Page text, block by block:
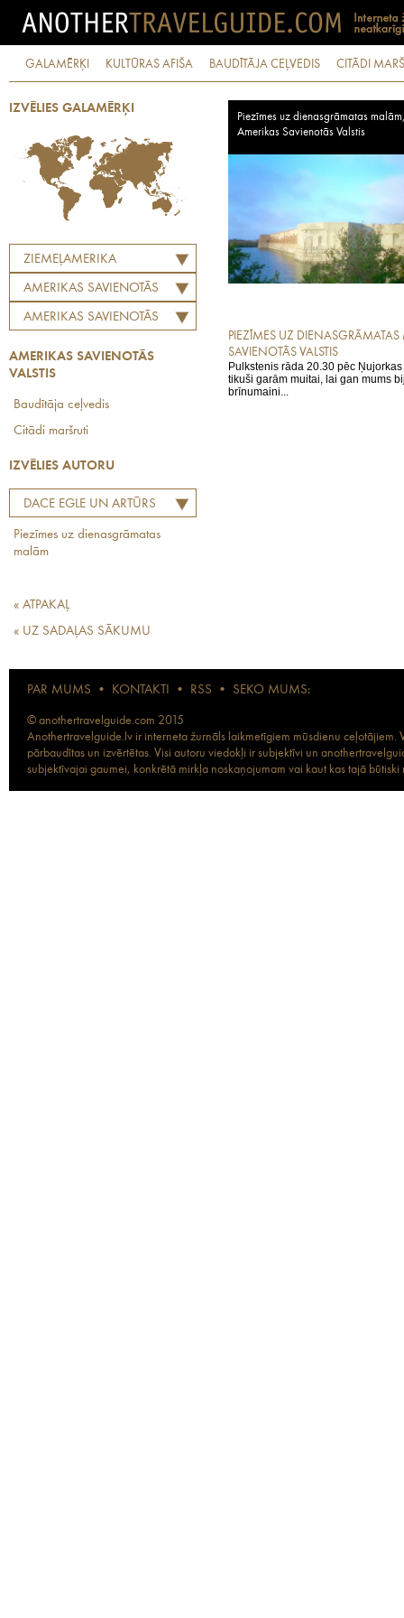
GALAMĒRĶI KULTŪRAS AFIŠA BAUDĪTĀJA CEĻVEDIS CITĀDI
IZVĒLIES GALAMĒRĶI
ZIEMEĻAMERIKA
AMERIKAS SAVIENOTĀS
VALSTIS
AMERIKAS SAVIENOTĀS
AMERIKAS SAVIENOTĀS
VALSTIS
Baudītāja ceļvedis
Citādi maršruti
IZVĒLIES AUTORU
DACE EGLE UN ARTŪRS
TINTE
Piezīmes uz dienasgrāmatas
malām
« ATPAKAĻ
« UZ SADAĻAS SĀKUMU
Piezīmes uz dienasgrāmatas
Amerikas Savienotās Valstis
PIEZĪMES UZ
SAVIENOTĀS VALSTIS
Pulkstenis rāda 20.30 pēc
tikuši garām muitai, lai gan mums
brīnumaini...
PAR MUMS • KONTAKTI • RSS • SEKO MUMS:
© anothertravelguide.com 2015
Anothertravelguide.lv ir interneta žurnāls laikmetīgiem mūsdienu
pārbaudītas un izvērtētas. Visi autoru viedokļi ir subjektīvi un
subjektīvajai gaumei, konkrētā mirkļa noskaņojumam vai kaut kas tajā